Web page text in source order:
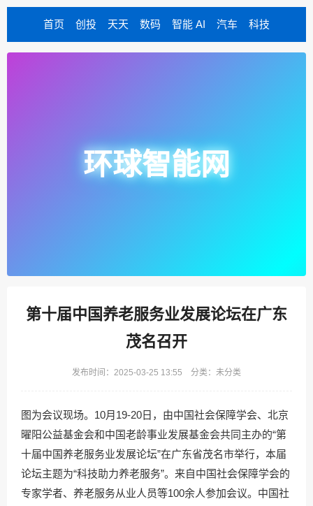
首页 创投 天天 数码 智能 AI 汽车 科技
环球智能网
第十届中国养老服务业发展论坛在广东
茂名召开
发布时间：2025-03-25 13:55 分类：未分类
图为会议现场。10月19-20日，由中国社会保障学会、北京
曜阳公益基金会和中国老龄事业发展基金会共同主办的“第
十届中国养老服务业发展论坛”在广东省茂名市举行，本届
论坛主题为“科技助力养老服务”。来自中国社会保障学会的
专家学者、养老服务从业人员等100余人参加会议。中国社